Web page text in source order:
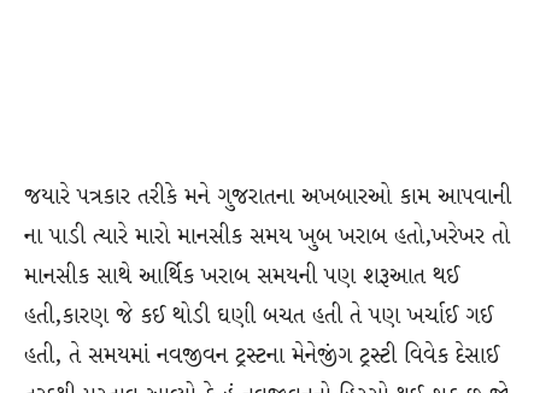
જયારે પત્રકાર તરીકે મને ગુજરાતના અખબારઓ કામ આપવાની
ના પાડી ત્યારે મારો માનસીક સમય ખુબ ખરાબ હતો,ખરેખર તો
માનસીક સાથે આર્થિક ખરાબ સમયની પણ શરૂઆત થઈ
હતી,કારણ જે કઈ થોડી ઘણી બચત હતી તે પણ ખર્ચાઈ ગઈ
હતી, તે સમયમાં નવજીવન ટ્રસ્ટના મેનેજીંગ ટ્રસ્ટી વિવેક દેસાઈ